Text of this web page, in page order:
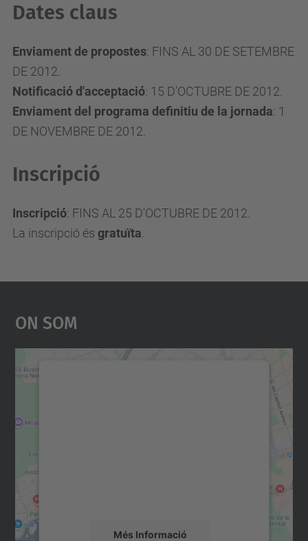
Dates claus
Enviament de propostes: FINS AL 30 DE SETEMBRE
DE 2012.
Notificació d'acceptació: 15 D'OCTUBRE DE 2012.
Enviament del programa definitiu de la jornada: 1
DE NOVEMBRE DE 2012.
Inscripció
Inscripció: FINS AL 25 D'OCTUBRE DE 2012.
La inscripció és gratuïta
On Som
Més Informació